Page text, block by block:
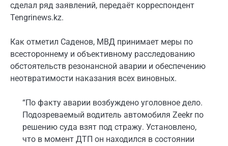
сделал ряд заявлений, передаёт корреспондент
Tengrinews.kz.
Как отметил Саденов, МВД принимает меры по
всестороннему и объективному расследованию
обстоятельств резонансной аварии и обеспечению
неотвратимости наказания всех виновных.
“По факту аварии возбуждено уголовное дело.
Подозреваемый водитель автомобиля Zeekr по
решению суда взят под стражу. Установлено,
что в момент ДТП он находился в состоянии